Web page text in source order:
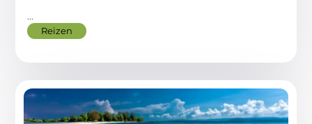
...
Reizen